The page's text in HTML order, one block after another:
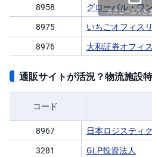
8958
グローバル・ワ
8975
いちごオフィス
8976
大和証券オフィ
スクロールでき
通販サイトが活況？物流施設
コード
8967
日本ロジスティ
3281
GLP投資法人